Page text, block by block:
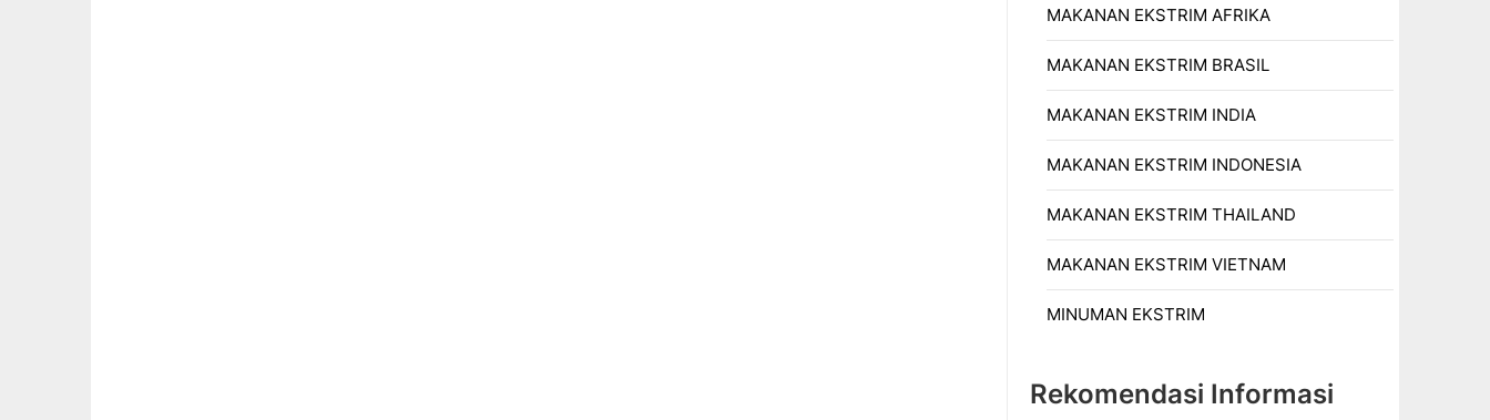
MAKANAN EKSTRIM AFRIKA
MAKANAN EKSTRIM BRASIL
MAKANAN EKSTRIM INDIA
MAKANAN EKSTRIM INDONESIA
MAKANAN EKSTRIM THAILAND
MAKANAN EKSTRIM VIETNAM
MINUMAN EKSTRIM
Rekomendasi Informasi